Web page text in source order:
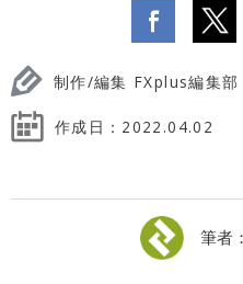
制作/編集 FXplus編集部
作成日： 2022.04.02
筆者